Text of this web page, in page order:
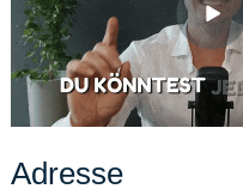
Adresse